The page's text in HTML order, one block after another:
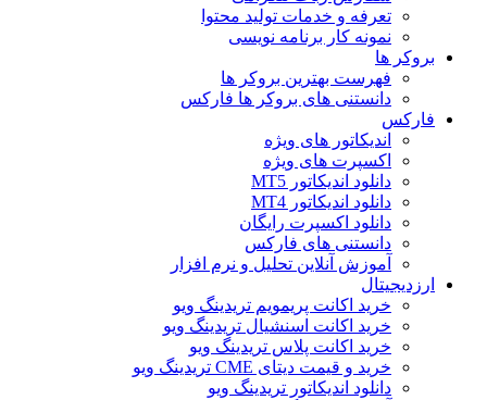
تعرفه و خدمات تولید محتوا
نمونه کار برنامه نویسی
بروکر ها
فهرست بهترین بروکر ها
دانستنی های بروکر ها فارکس
فارکس
اندیکاتور های ویژه
اکسپرت های ویژه
دانلود اندیکاتور MT5
دانلود اندیکاتور MT4
دانلود اکسپرت رایگان
دانستنی های فارکس
آموزش آنلاین تحلیل و نرم افزار
ارزدیجیتال
خرید اکانت پریمویم تریدینگ ویو
خرید اکانت اسنشیال تریدینگ ویو
خرید اکانت پلاس تریدینگ ویو
خرید و قیمت دیتای CME تریدینگ ویو
دانلود اندیکاتور تریدینگ ویو